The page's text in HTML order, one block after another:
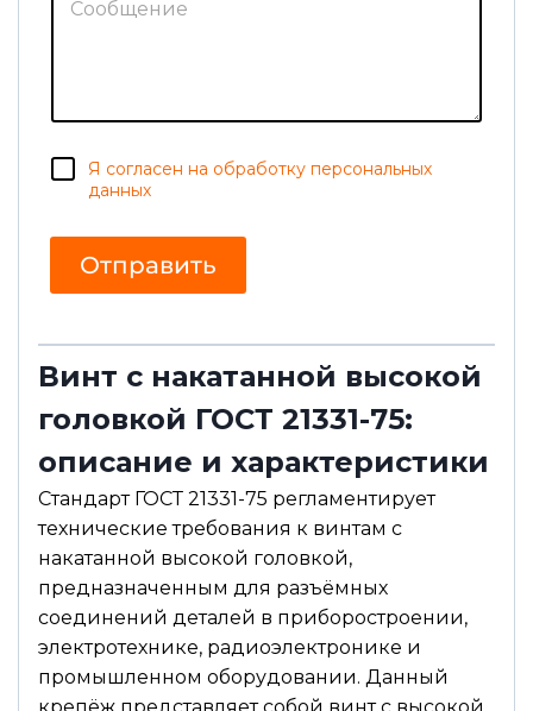
и
а
я
С
о
и
Я согласен на обработку персональных
данных
Отправить
Винт с накатанной высокой
головкой ГОСТ 21331-75:
описание и характеристики
Стандарт ГОСТ 21331-75 регламентирует
технические требования к винтам с
накатанной высокой головкой,
предназначенным для разъёмных
соединений деталей в приборостроении,
электротехнике, радиоэлектронике и
промышленном оборудовании. Данный
крепёж представляет собой винт с высокой